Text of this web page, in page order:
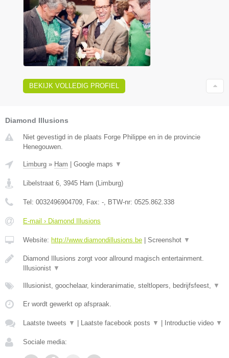
BEKIJK VOLLEDIG PROFIEL
Diamond Illusions
Niet gevestigd in de plaats Forge Philippe en in de provincie
Henegouwen.
Limburg » Ham | Google maps ▼
Libelstraat 6 3945 Ham (Limburg)
Tel: 0032496904709 , Fax: - , BTW-nr: 0525.862.338
E-mail › Diamond Illusions
Website: http://www.diamondillusions.be | Screenshot ▼
Diamond Illusions zorgt voor allround magisch entertainment.
Illusionist ▼
Illusionist, goochelaar, kinderanimatie, steltlopers, bedrijfsfeest, ▼
Er wordt gewerkt op afspraak.
Laatste tweets ▼ | Laatste facebook posts ▼ | Introductie video ▼
Sociale media: